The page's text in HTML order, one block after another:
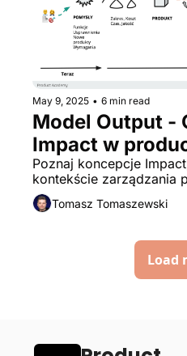
May 9, 2025 • 6 min read
Model Output -
Impact w
managmencie
Poznaj koncepcje
kontekście zarządzania
Tomasz Tomaszewski
Load